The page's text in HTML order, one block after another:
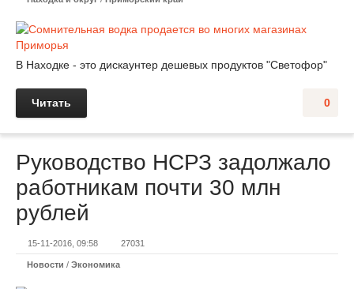
В Находке - это дискаунтер дешевых продуктов "Светофор"
0
Читать
Руководство НСРЗ задолжало
работникам почти 30 млн
рублей
15-11-2016, 09:58 27031
Новости / Экономика